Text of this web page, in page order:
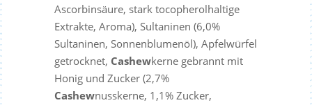
Ascorbinsäure, stark tocopherolhaltige
Extrakte, Aroma), Sultaninen (6,0%
Sultaninen, Sonnenblumenöl), Apfelwürfel
getrocknet, Cashewkerne gebrannt mit
Honig und Zucker (2,7%
Cashewnusskerne, 1,1% Zucker,